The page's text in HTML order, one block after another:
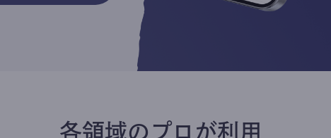
各領域のプロが利用